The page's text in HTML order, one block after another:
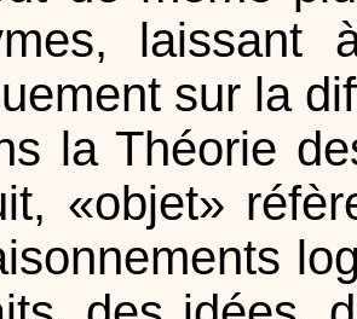
sur la
la Théorie
«objet»